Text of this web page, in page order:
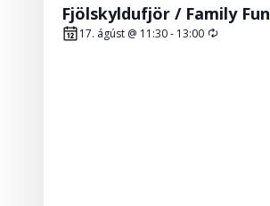
Fjölskyldufjör / Family Fun
17. ágúst @ 11:30- 13:00 Recurring